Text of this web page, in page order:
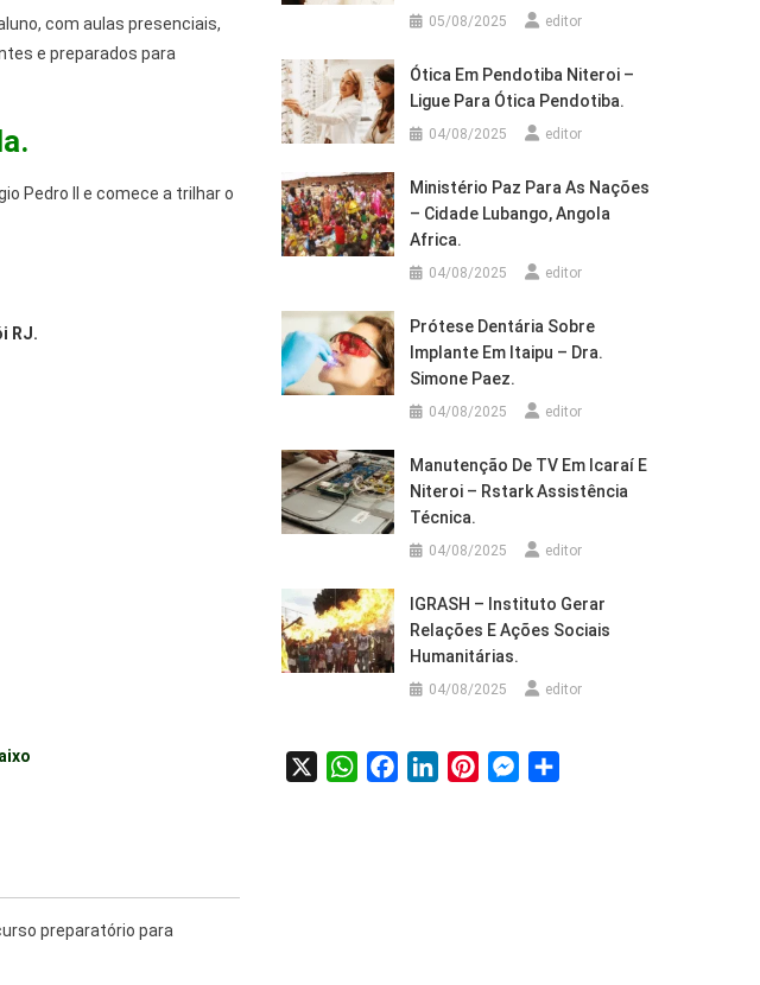
com aulas presenciais,
e preparados para
Pedro II e comece a trilhar o
RJ.
preparatório para
05/08/2025 editor
Ótica Em Pendotiba Niteroi –
Ligue Para Ótica Pendotiba.
04/08/2025 editor
Ministério Paz Para As Nações
– Cidade Lubango, Angola
Africa.
04/08/2025 editor
Prótese Dentária Sobre
Implante Em Itaipu – Dra.
Simone Paez.
04/08/2025 editor
Manutenção De TV Em Icaraí E
Niteroi – Rstark Assistência
Técnica.
04/08/2025 editor
IGRASH – Instituto Gerar
Relações E Ações Sociais
Humanitárias.
04/08/2025 editor
WhatsAppFacebookLinkedInPinterestMessenger